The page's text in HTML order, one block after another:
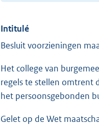
Intitulé
Besluit voorzieningen
Het college van
regels te stellen omtrent
het persoonsgebonden
Gelet op de Wet